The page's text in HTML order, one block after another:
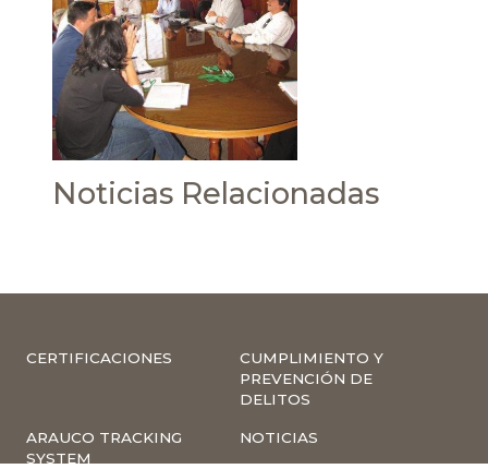
Noticias Relacionadas
CERTIFICACIONES
CUMPLIMIENTO Y
PREVENCIÓN DE
DELITOS
ARAUCO TRACKING
SYSTEM
NOTICIAS